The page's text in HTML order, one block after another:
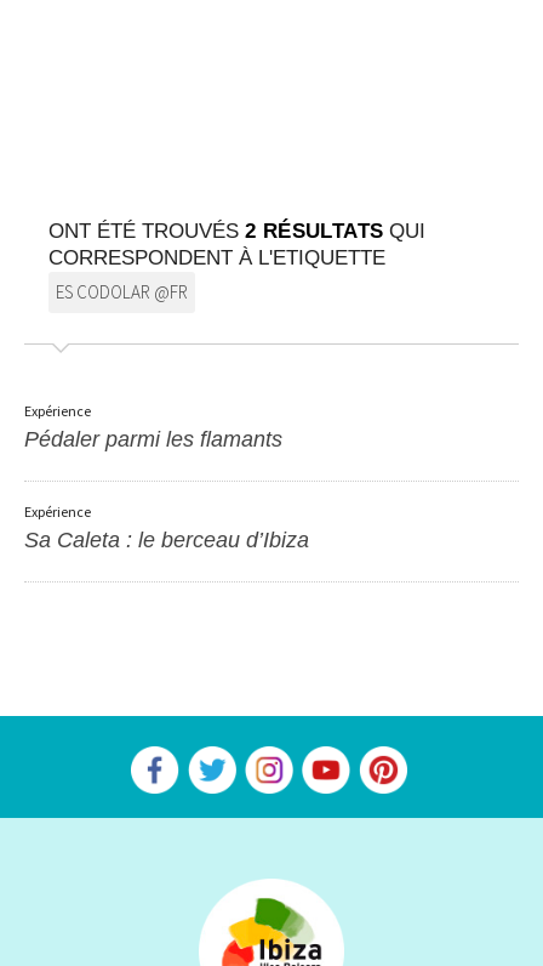
ONT ÉTÉ TROUVÉS 2 RÉSULTATS QUI
CORRESPONDENT À L'ETIQUETTE
ES CODOLAR @FR
Expérience
Pédaler parmi les flamants
Expérience
Sa Caleta : le berceau d’Ibiza